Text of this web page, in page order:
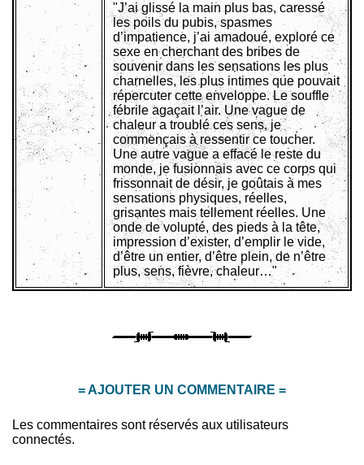
"J’ai glissé la main plus bas, caressé
les poils du pubis, spasmes
d’impatience, j’ai amadoué, exploré ce
sexe en cherchant des bribes de
souvenir dans les sensations les plus
charnelles, les plus intimes que pouvait
répercuter cette enveloppe. Le souffle
fébrile agaçait l’air. Une vague de
chaleur a troublé ces sens, je
commençais à ressentir ce toucher.
Une autre vague a effacé le reste du
monde, je fusionnais avec ce corps qui
frissonnait de désir, je goûtais à mes
sensations physiques, réelles,
grisantes mais tellement réelles. Une
onde de volupté, des pieds à la tête,
impression d’exister, d’emplir le vide,
d’être un entier, d’être plein, de n’être
plus, sens, fièvre, chaleur…"
= AJOUTER UN COMMENTAIRE =
Les commentaires sont réservés aux utilisateurs
connectés.